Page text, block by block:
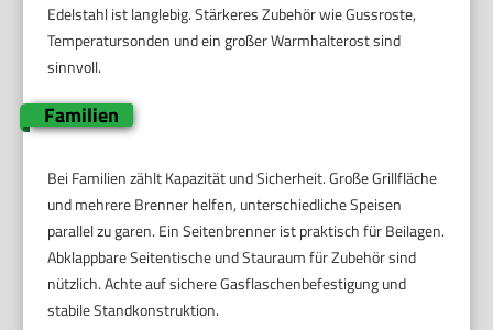
Edelstahl ist langlebig. Stärkeres Zubehör wie Gussroste,
Temperatursonden und ein großer Warmhalterost sind
sinnvoll.
Familien
Bei Familien zählt Kapazität und Sicherheit. Große Grillfläche
und mehrere Brenner helfen, unterschiedliche Speisen
parallel zu garen. Ein Seitenbrenner ist praktisch für Beilagen.
Abklappbare Seitentische und Stauraum für Zubehör sind
nützlich. Achte auf sichere Gasflaschenbefestigung und
stabile Standkonstruktion.